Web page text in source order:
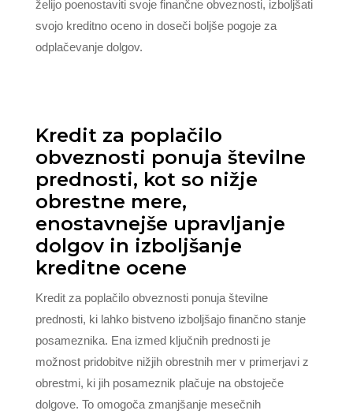
želijo poenostaviti svoje finančne obveznosti, izboljšati
svojo kreditno oceno in doseči boljše pogoje za
odplačevanje dolgov.
Kredit za poplačilo
obveznosti ponuja številne
prednosti, kot so nižje
obrestne mere,
enostavnejše upravljanje
dolgov in izboljšanje
kreditne ocene
Kredit za poplačilo obveznosti ponuja številne
prednosti, ki lahko bistveno izboljšajo finančno stanje
posameznika. Ena izmed ključnih prednosti je
možnost pridobitve nižjih obrestnih mer v primerjavi z
obrestmi, ki jih posameznik plačuje na obstoječe
dolgove. To omogoča zmanjšanje mesečnih